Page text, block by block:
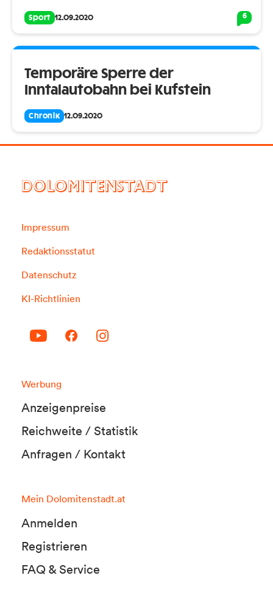
Sport 12.09.2020 6
Temporäre Sperre der
Inntalautobahn bei Kufstein
Chronik 12.09.2020
DOLOMITENSTADT
Impressum
Redaktionsstatut
Datenschutz
KI-Richtlinien
Werbung
Anzeigenpreise
Reichweite / Statistik
Anfragen / Kontakt
Mein Dolomitenstadt.at
Anmelden
Registrieren
FAQ & Service